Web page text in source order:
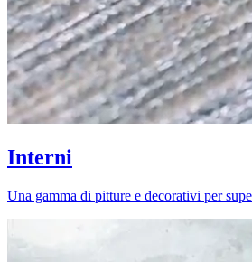
Interni
Una gamma di pitture e decorativi per